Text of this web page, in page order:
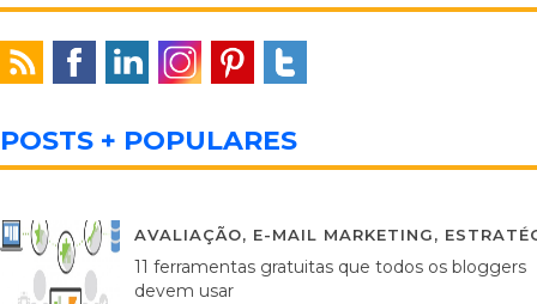
POSTS + POPULARES
AVALIAÇÃO, E-MAIL MARKETING,
11 ferramentas gratuitas que todos os bloggers
devem usar